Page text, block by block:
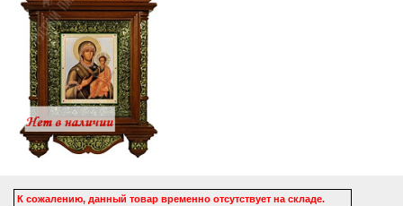
К сожалению, данный товар временно отсутствует на складе.